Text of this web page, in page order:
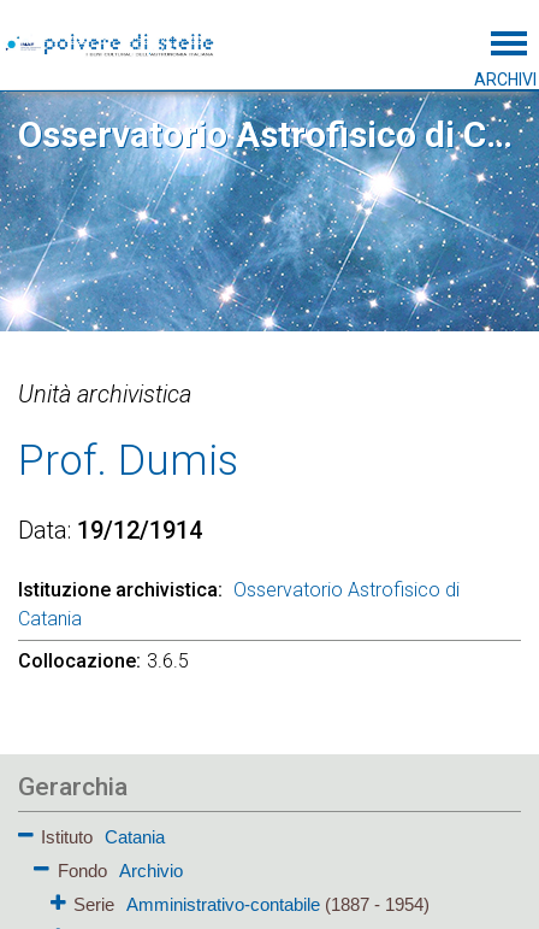
ARCHIVI
Osservatorio Astrofisico di Catania
Unità archivistica
Prof. Dumis
Data 19/12/1914
Istituzione archivistica
Osservatorio Astrofisico di
Catania
Collocazione 3.6.5
Gerarchia
Istituto
Catania
Fondo
Archivio
Serie Amministrativo-contabile(1887 - 1954)